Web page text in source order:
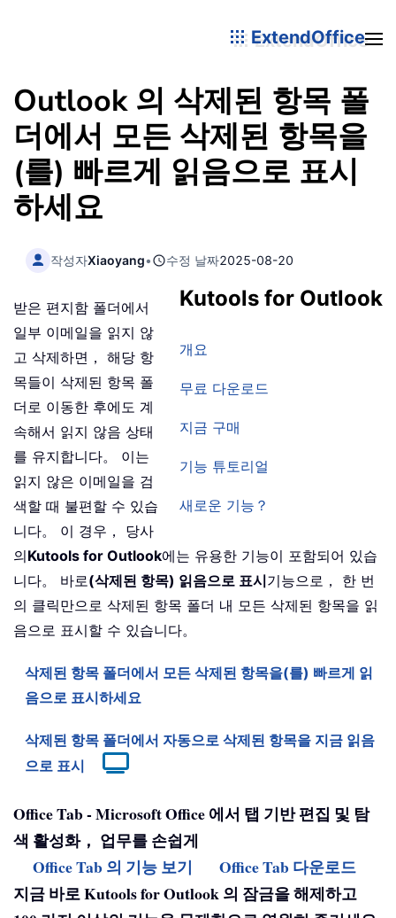
ExtendOffice
Outlook 의 삭제된 항목 폴
더에서 모든 삭제된 항목을
(를) 빠르게 읽음으로 표시
하세요
작성자Xiaoyang• 수정 날짜2025-08-20
Kutools for Outlook
개요
무료 다운로드
지금 구매
기능 튜토리얼
새로운 기능？
받은 편지함 폴더에서
일부 이메일을 읽지 않
고 삭제하면， 해당 항
목들이 삭제된 항목 폴
더로 이동한 후에도 계
속해서 읽지 않음 상태
를 유지합니다。 이는
읽지 않은 이메일을 검
색할 때 불편할 수 있습
니다。 이 경우， 당사
의Kutools for Outlook에는 유용한 기능이 포함되어 있습
니다。 바로(삭제된 항목) 읽음으로 표시기능으로， 한 번
의 클릭만으로 삭제된 항목 폴더 내 모든 삭제된 항목을 읽
음으로 표시할 수 있습니다。
삭제된 항목 폴더에서 모든 삭제된 항목을(를) 빠르게 읽
음으로 표시하세요
삭제된 항목 폴더에서 자동으로 삭제된 항목을 지금 읽음
으로 표시
Office Tab - Microsoft Office 에서 탭 기반 편집 및 탐
색 활성화， 업무를 손쉽게
Office Tab 의 기능 보기
Office Tab 다운로드
지금 바로 Kutools for Outlook 의 잠금을 해제하고